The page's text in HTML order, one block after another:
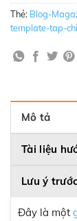
Thẻ: Blog-
template-tap-chi
Mô tả
Tài liệu
Lưu ý
Đây là một